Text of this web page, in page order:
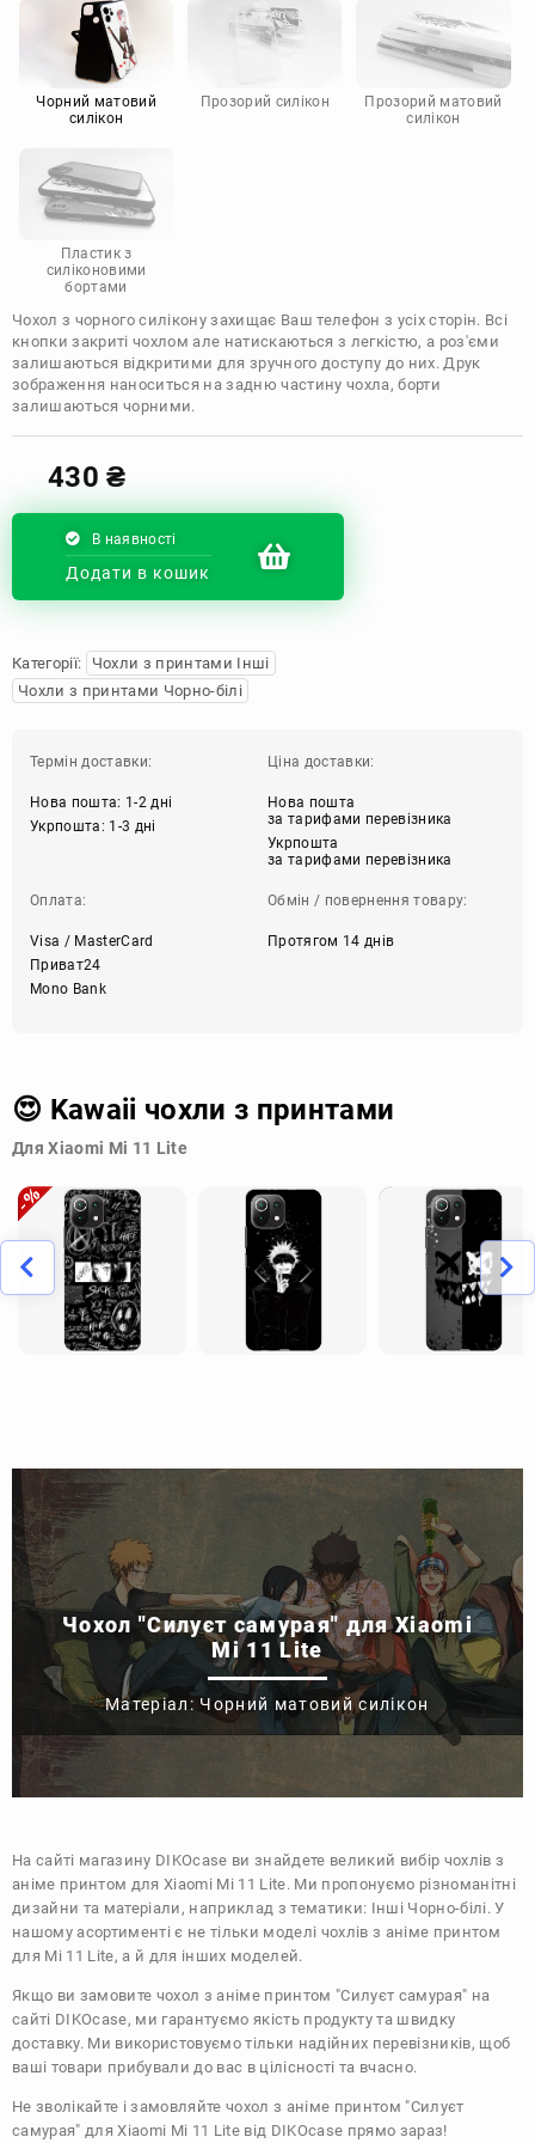
Motorola
Чорний матовий
силікон
Прозорий силікон
Прозорий матовий
силікон
Пластик з
силіконовими
бортами
Чохол з чорного силікону захищає Ваш телефон з усіх сторін. Всі
кнопки закриті чохлом але натискаються з легкістю, а роз'єми
залишаються відкритими для зручного доступу до них. Друк
зображення наноситься на задню частину чохла, борти
залишаються чорними.
430₴
В наявності
Додати в кошик
Категорії:
Чохли з принтами Інші
Чохли з принтами Чорно-білі
Термін доставки:
Нова пошта: 1-2 дні
Укрпошта: 1-3 дні
Ціна доставки:
Нова пошта
за тарифами перевізника
Укрпошта
за тарифами перевізника
Оплата:
Visa / MasterCard
Приват24
Mono Bank
Обмін / повернення товару:
Протягом 14 днів
😍 Kawaii чохли з принтами
Для Xiaomi Mi 11 Lite
Чохол "Силуєт самурая" для Xiaomi
Mi 11 Lite
Матеріал: Чорний матовий силікон
На сайті магазину DIKOcase ви знайдете великий вибір чохлів з
аніме принтом для Xiaomi Mi 11 Lite. Ми пропонуємо різноманітні
дизайни та матеріали, наприклад з тематики: Інші Чорно-білі. У
нашому асортименті є не тільки моделі чохлів з аніме принтом
для Mi 11 Lite, а й для інших моделей.
Якщо ви замовите чохол з аніме принтом "Силуєт самурая" на
сайті DIKOcase, ми гарантуємо якість продукту та швидку
доставку. Ми використовуємо тільки надійних перевізників, щоб
ваші товари прибували до вас в цілісності та вчасно.
Не зволікайте і замовляйте чохол з аніме принтом "Силуєт
самурая" для Xiaomi Mi 11 Lite від DIKOcase прямо зараз!